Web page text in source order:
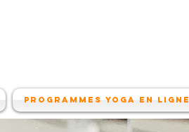
Programmes Yoga en ligne